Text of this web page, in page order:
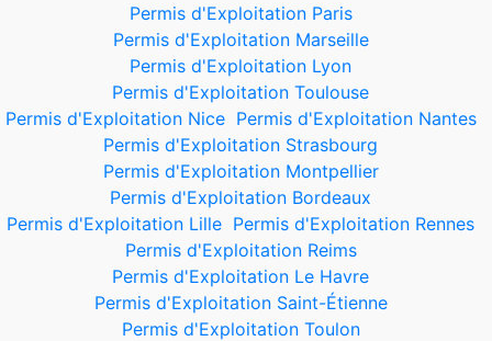
Permis d'Exploitation Paris
Permis d'Exploitation Marseille
Permis d'Exploitation Lyon
Permis d'Exploitation Toulouse
Permis d'Exploitation Nice Permis d'Exploitation Nantes
Permis d'Exploitation Strasbourg
Permis d'Exploitation Montpellier
Permis d'Exploitation Bordeaux
Permis d'Exploitation Lille Permis d'Exploitation Rennes
Permis d'Exploitation Reims
Permis d'Exploitation Le Havre
Permis d'Exploitation Saint-Étienne
Permis d'Exploitation Toulon